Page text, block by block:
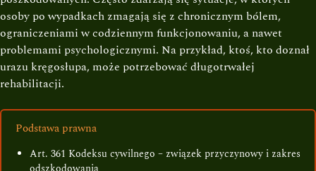
osoby po wypadkach zmagają się z chronicznym bólem,
ograniczeniami w codziennym funkcjonowaniu, a nawet
problemami psychologicznymi. Na przykład, ktoś, kto doznał
urazu kręgosłupa, może potrzebować długotrwałej
rehabilitacji.
Podstawa prawna
Art. 361 Kodeksu cywilnego – związek przyczynowy i zakres